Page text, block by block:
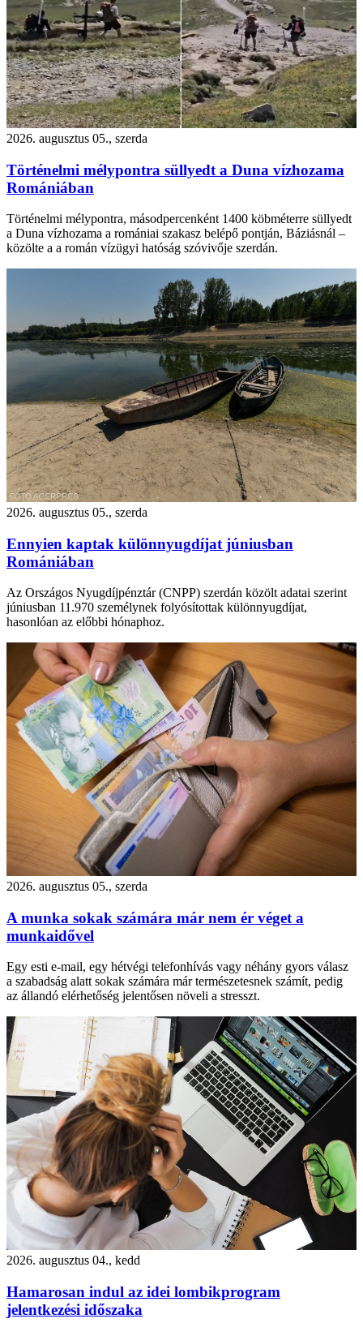
2026. augusztus 05., szerda
Történelmi mélypontra süllyedt a Duna vízhozama
Romániában
Történelmi mélypontra, másodpercenként 1400 köbméterre süllyedt
a Duna vízhozama a romániai szakasz belépő pontján, Báziásnál –
közölte a a román vízügyi hatóság szóvivője szerdán.
2026. augusztus 05., szerda
Ennyien kaptak különnyugdíjat júniusban
Romániában
Az Országos Nyugdíjpénztár (CNPP) szerdán közölt adatai szerint
júniusban 11.970 személynek folyósítottak különnyugdíjat,
hasonlóan az előbbi hónaphoz.
2026. augusztus 05., szerda
A munka sokak számára már nem ér véget a
munkaidővel
Egy esti e-mail, egy hétvégi telefonhívás vagy néhány gyors válasz
a szabadság alatt sokak számára már természetesnek számít, pedig
az állandó elérhetőség jelentősen növeli a stresszt.
2026. augusztus 04., kedd
Hamarosan indul az idei lombikprogram
jelentkezési időszaka